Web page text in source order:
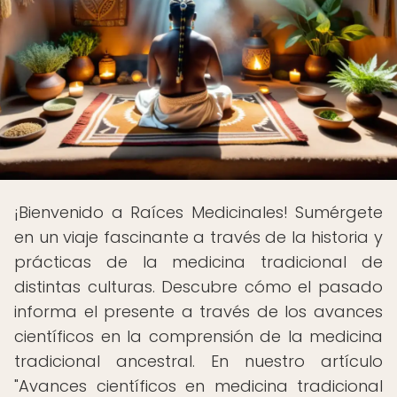
¡Bienvenido a Raíces Medicinales! Sumérgete
en un viaje fascinante a través de la historia y
prácticas de la medicina tradicional de
distintas culturas. Descubre cómo el pasado
informa el presente a través de los avances
científicos en la comprensión de la medicina
tradicional ancestral. En nuestro artículo
"Avances científicos en medicina tradicional